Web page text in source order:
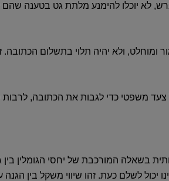
לא יוכלו להימנע מלתת גט בטענה
ומוחלט‏,‏ ולא יהיה תלוי בתשלום
צעד משפטי כדי לגבות את הכתובה‏,‏ לרבות
בשאלה המורכבת של יחסי הגומלין בין
יכול לשלם כעת‏.‏ זהו שיווי משקל בין